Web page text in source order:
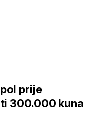
prije
300.000 kuna